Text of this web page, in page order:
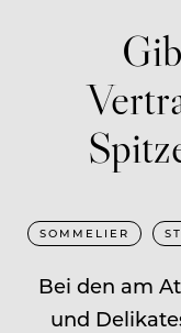
SOMMELIER
Bei den am
und